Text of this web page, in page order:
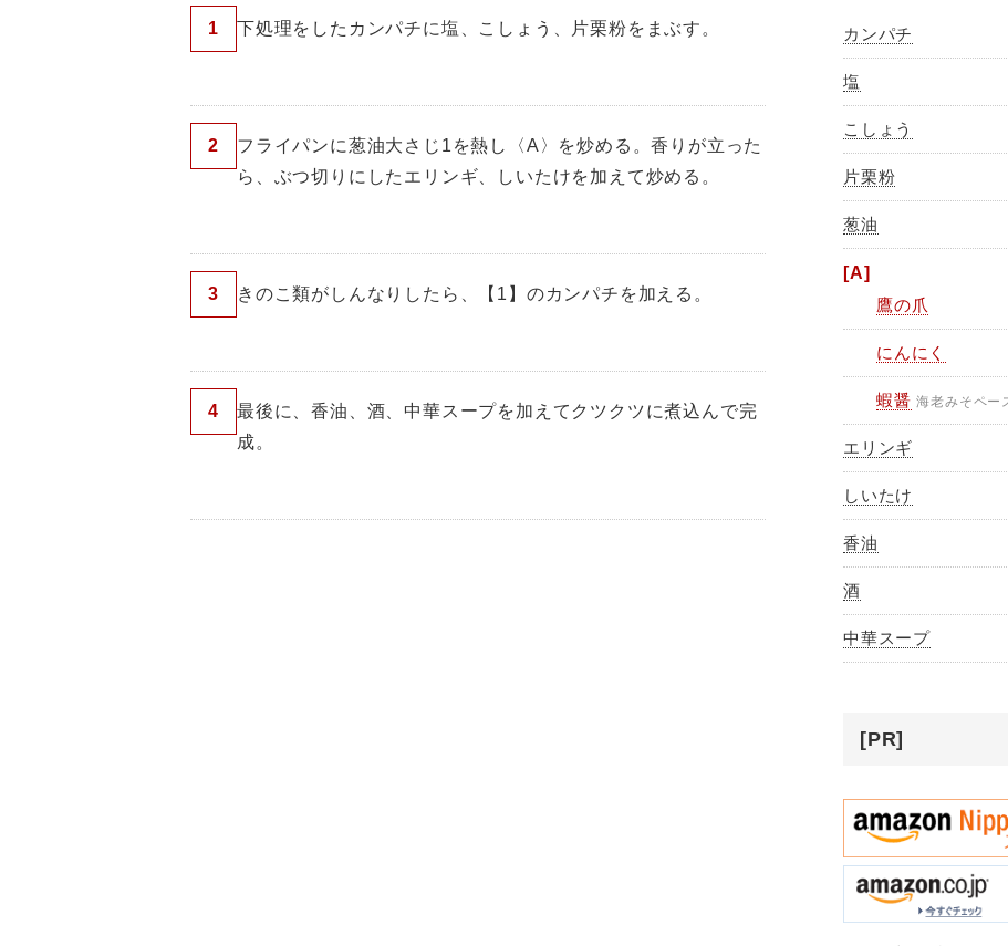
1 下処理をしたカンパチに塩、こしょう、片栗粉をまぶす。
2
フライパンに葱油大さじ1を熱し〈A〉を炒める。香りが立った
ら、ぶつ切りにしたエリンギ、しいたけを加えて炒める。
3 きのこ類がしんなりしたら、【1】のカンパチを加える。
4
最後に、香油、酒、中華スープを加えてクツクツに煮込んで完
成。
カンパチ
塩
こしょう
片栗粉
葱油
[A]
鷹の爪
にんにく
蝦醤 海老みそペー
エリンギ
しいたけ
香油
酒
中華スープ
[PR]